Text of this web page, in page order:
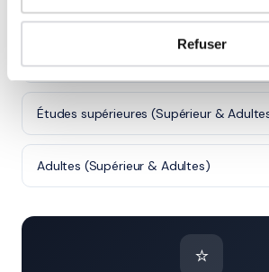
Refuser
Première (Lycée)
Terminale (Lycée)
Études supérieures (Supérieur &
Adultes (Supérieur & Adultes)
⭐